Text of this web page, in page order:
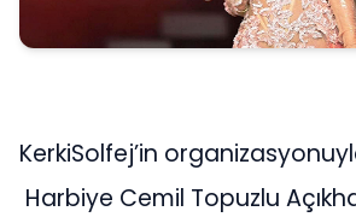
KerkiSolfej’in
Harbiye Cemil Topuzlu